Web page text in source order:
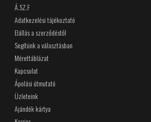
Á.SZ.F
Adatkezelési tájékoztató
Elállás a szerződéstől
Segítünk a választásban
Mérettáblázat
Kapcsolat
Ápolási útmutató
Üzleteink
Ajándék kártya